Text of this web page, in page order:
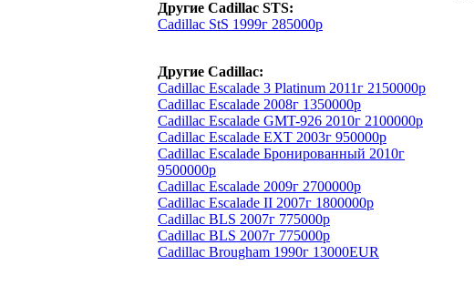
Другие Cadillac STS:
Cadillac StS 1999г 285000р
Другие Cadillac:
Cadillac Escalade 3 Platinum 2011г 2150000р
Cadillac Escalade 2008г 1350000р
Cadillac Escalade GMT-926 2010г 2100000р
Cadillac Escalade EXT 2003г 950000р
Cadillac Escalade Бронированный 2010г
9500000р
Cadillac Escalade 2009г 2700000р
Cadillac Escalade II 2007г 1800000р
Cadillac BLS 2007г 775000р
Cadillac BLS 2007г 775000р
Cadillac Brougham 1990г 13000EUR